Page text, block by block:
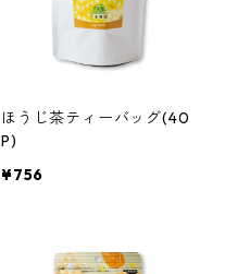
ほうじ茶ティーバッグ(40
P)
¥756